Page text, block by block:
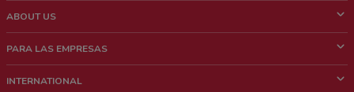
ABOUT US
¿Quiénes Somos?
PARA LAS EMPRESAS
INTERNATIONAL